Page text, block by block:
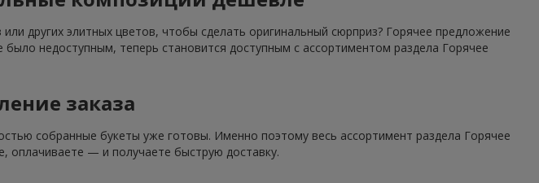
других элитных цветов, чтобы сделать оригинальный сюрприз? Горячее предложение
недоступным, теперь становится доступным с ассортиментом раздела Горячее
заказа
собранные букеты уже готовы. Именно поэтому весь ассортимент раздела Горячее
оплачиваете — и получаете быструю доставку.